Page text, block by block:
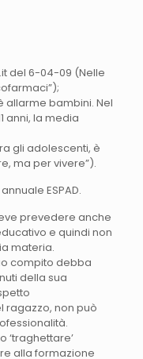
del 6-04-09 (Nelle
allarme bambini. Nel
anni, la media
gli adolescenti, è
ma per vivere”).
ESPAD.
prevedere anche
e quindi non
materia.
compito debba
della sua
non può
‘traghettare’
alla formazione